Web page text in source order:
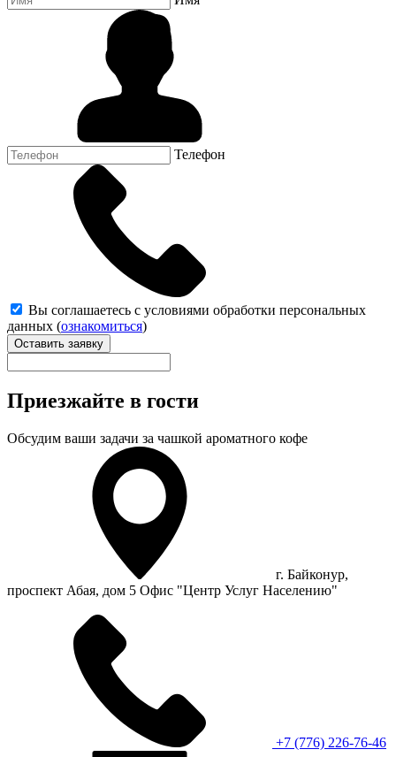
Телефон
Вы соглашаетесь с условиями обработки персональных
данных (ознакомиться)
Оставить заявку
Приезжайте в гости
Обсудим ваши задачи за чашкой ароматного кофе
г. Байконур,
проспект Абая, дом 5 Офис "Центр Услуг Населению"
+7 (776) 226-76-46